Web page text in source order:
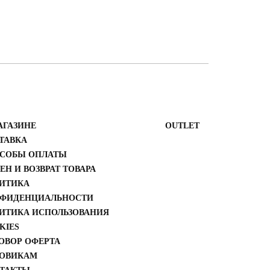
ОПЛАТЫ
И ВОЗВРАТ ТОВАРА
ИСПОЛЬЗОВАНИЯ
ОФЕРТА
ОUTLET